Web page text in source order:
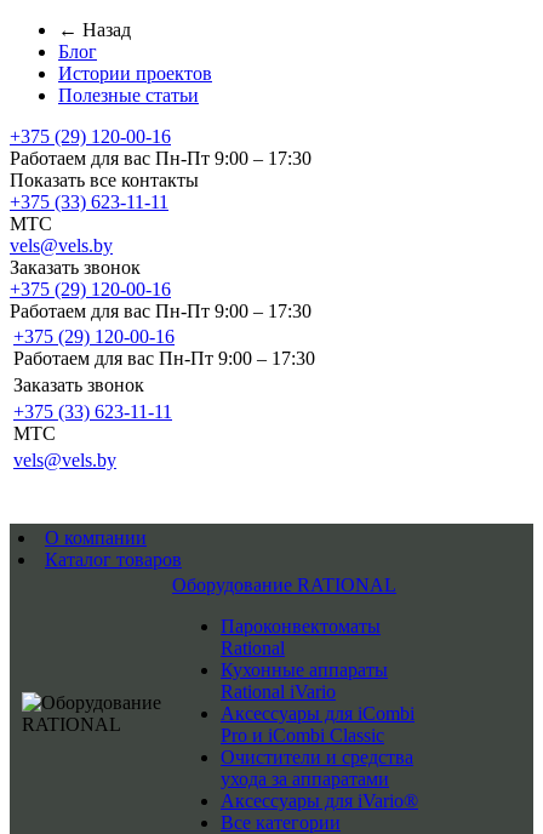
← Назад
Блог
Истории проектов
Полезные статьи
+375 (29) 120-00-16
Работаем для вас Пн-Пт 9:00 – 17:30
Показать все контакты
+375 (33) 623-11-11
MTC
vels@vels.by
Заказать звонок
+375 (29) 120-00-16
Работаем для вас Пн-Пт 9:00 – 17:30
+375 (29) 120-00-16
Работаем для вас Пн-Пт 9:00 – 17:30
Заказать звонок
+375 (33) 623-11-11
MTC
vels@vels.by
О компании
Каталог товаров
Оборудование RATIONAL
Пароконвектоматы
Rational
Кухонные аппараты
Rational iVario
Аксессуары для iCombi
Pro и iCombi Classic
Очистители и средства
ухода за аппаратами
Аксессуары для iVario®
Все категории